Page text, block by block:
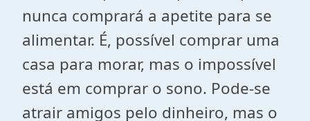
nunca comprará a apetite para se
alimentar. É, possível comprar uma
casa para morar, mas o impossível
está em comprar o sono. Pode-se
atrair amigos pelo dinheiro, mas o